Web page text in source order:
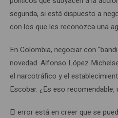
segunda, si está dispuesto a
con los que les reconozca una
En Colombia, negociar con
novedad. Alfonso López
el narcotráfico y el
Escobar. ¿Es eso recomendable,
El error está en creer que se